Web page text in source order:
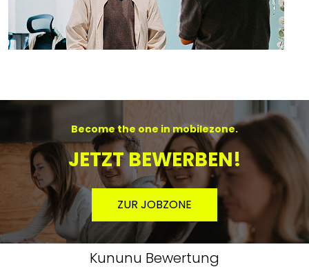
Become the one in mobilezone.
JETZT BEWERBEN!
ZUR JOBZONE
Kununu Bewertung